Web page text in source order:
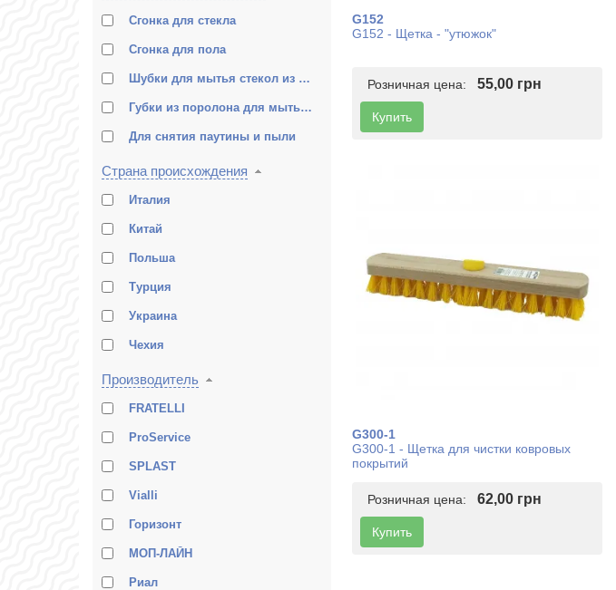
Сгонка для стекла
Сгонка для пола
Шубки для мытья стекол из микрофибры
Губки из поролона для мытья стекол
Для снятия паутины и пыли
Страна происхождения
Италия
Китай
Польша
Турция
Украина
Чехия
Производитель
FRATELLI
ProService
SPLAST
Vialli
Горизонт
МОП-ЛАЙН
Риал
G152
G152 - Щетка - "утюжок"
Розничная цена: 55,00 грн
Купить
G300-1
G300-1 - Щетка для чистки ковровых
покрытий
Розничная цена: 62,00 грн
Купить